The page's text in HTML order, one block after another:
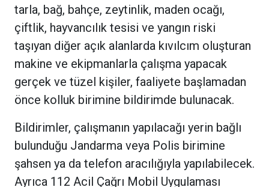
tarla, bağ, bahçe, zeytinlik, maden ocağı,
çiftlik, hayvancılık tesisi ve yangın riski
taşıyan diğer açık alanlarda kıvılcım oluşturan
makine ve ekipmanlarla çalışma yapacak
gerçek ve tüzel kişiler, faaliyete başlamadan
önce kolluk birimine bildirimde bulunacak.
Bildirimler, çalışmanın yapılacağı yerin bağlı
bulunduğu Jandarma veya Polis birimine
şahsen ya da telefon aracılığıyla yapılabilecek.
Ayrıca 112 Acil Çağrı Mobil Uygulaması